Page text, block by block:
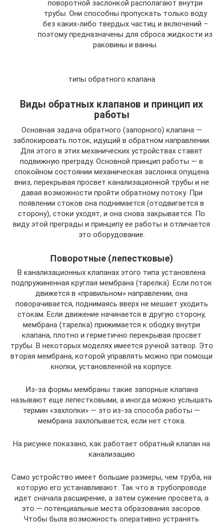
поворотной заслонкой располагают внутри
трубы. Они способны пропускать только воду
без каких-либо твердых частиц и включений –
поэтому предназначены для сброса жидкости из
раковины и ванны.
типы обратного клапана
Виды обратных клапанов и принцип их
работы
Основная задача обратного (запорного) клапана —
заблокировать поток, идущий в обратном направлении.
Для этого в этих механических устройствах ставят
подвижную преграду. Основной принцип работы — в
спокойном состоянии механическая заслонка опущена
вниз, перекрывая просвет канализационной трубы и не
давая возможности пройти обратному потоку. При
появлении стоков она поднимается (отодвигается в
сторону), стоки уходят, и она снова закрывается. По
виду этой преграды и принципу ее работы и отличается
это оборудование.
Поворотные (лепестковые)
В канализационных клапанах этого типа установлена
подпружиненная круглая мембрана (тарелка). Если поток
движется в «правильном» направлении, она
поворачивается, поднимаясь вверх не мешает уходить
стокам. Если движение начинается в другую сторону,
мембрана (тарелка) прижимается к ободку внутри
клапана, плотно и герметично перекрывая просвет
трубы. В некоторых моделях имеется ручной затвор. Это
вторая мембрана, которой управлять можно при помощи
кнопки, установленной на корпусе.
Из-за формы мембраны такие запорные клапана
называют еще лепестковыми, а иногда можно услышать
термин «захлопки» — это из-за способа работы —
мембрана захлопывается, если нет стока.
На рисунке показано, как работает обратный клапан на
канализацию
Само устройство имеет большие размеры, чем труба, на
которую его устанавливают. Так что в трубопроводе
идет сначала расширение, а затем сужение просвета, а
это — потенциальные места образования засоров.
Чтобы была возможность оперативно устранять